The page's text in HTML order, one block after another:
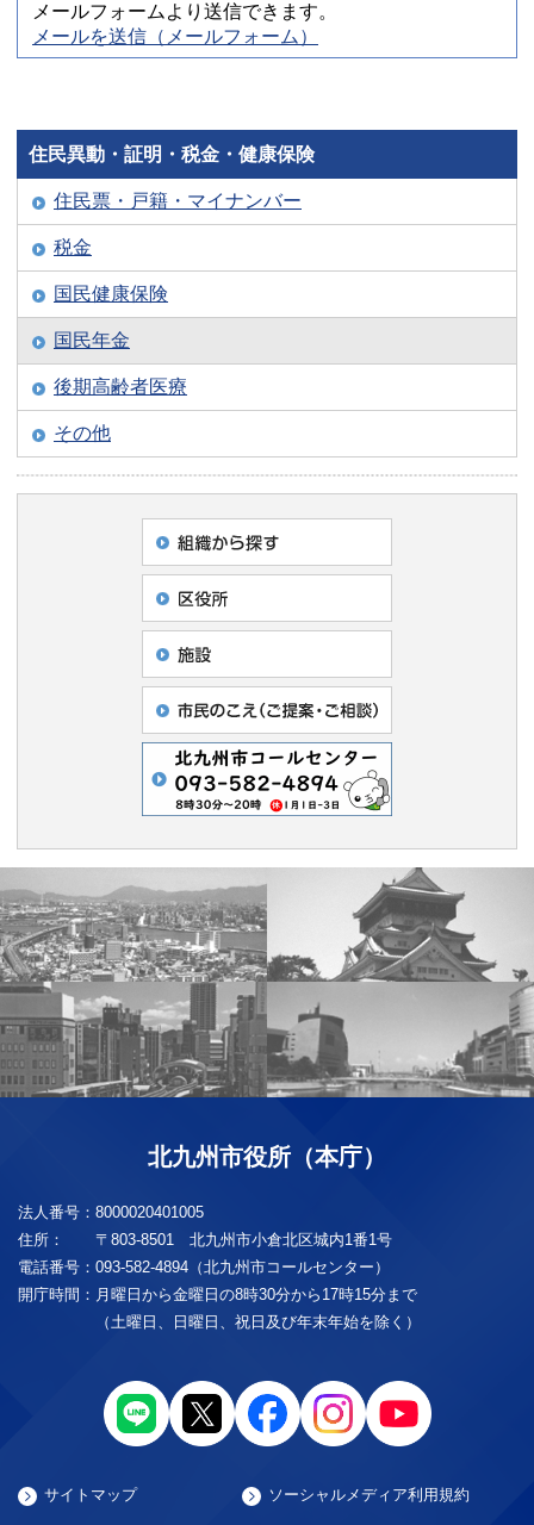
メールフォームより送信できます。
メールを送信（メールフォーム）
住民異動・証明・税金・健康保険
住民票・戸籍・マイナンバー
税金
国民健康保険
国民年金
後期高齢者医療
その他
北九州市役所（本庁）
法人番号： 8000020401005
住所：
〒803-8501 北九州市小倉北区城内1番1号
電話番号： 093-582-4894（北九州市コールセンター）
開庁時間： 月曜日から金曜日の8時30分から17時15分まで
（土曜日、日曜日、祝日及び年末年始を除く）
サイトマップ ソーシャルメディア利用規約